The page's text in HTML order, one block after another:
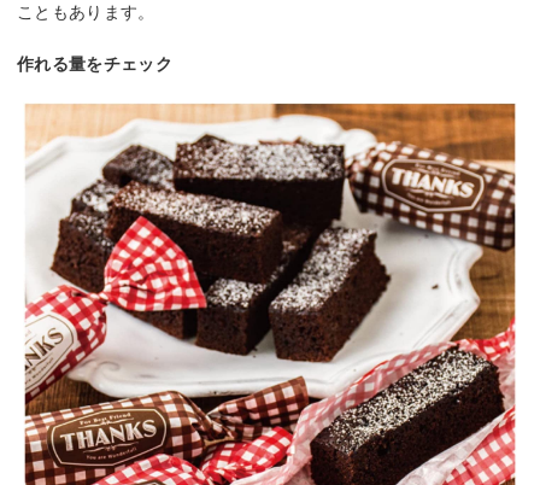
こともあります。
作れる量をチェック